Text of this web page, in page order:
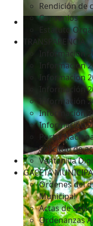
Rendición de
Convenios
Estatuto
TRANSPARENCIA
Informacion
Informacion
Informacion
Información
Información
Información
Información
Portal
Solicitud de
Ventanilla
GACETA
Ordenes del
Municipal
Actas de
Ordenanzas